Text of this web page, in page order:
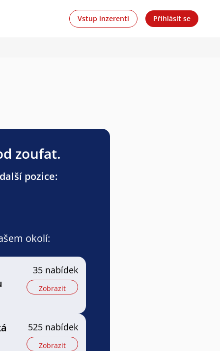
Vstup inzerenti Přihlásit se
zoufat.
pozice:
okolí:
35 nabídek
Zobrazit
525 nabídek
Zobrazit